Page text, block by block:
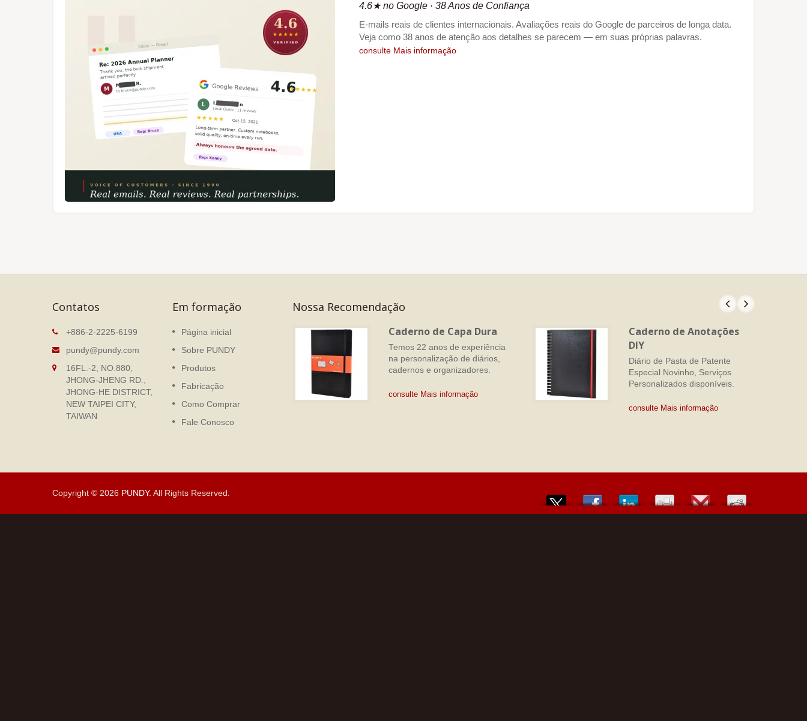
4.6★ no Google · 38 Anos de Confiança
E-mails reais de clientes internacionais. Avaliações reais do Google de parceiros de longa data.
Veja como 38 anos de atenção aos detalhes se parecem — em suas próprias palavras.
consulte Mais informação
Contatos
+886-2-2225-6199
pundy@pundy.com
16FL.-2, NO.880,
JHONG-JHENG RD.,
JHONG-HE DISTRICT,
NEW TAIPEI CITY,
TAIWAN
Em formação
Página inicial
Sobre PUNDY
Produtos
Fabricação
Como Comprar
Fale Conosco
Nossa Recomendação
Caderno de Folhas Soltas
O caderno projetado pela
para usuários de escritório que
amam designs simples e
modernos.
consulte Mais informação
Caderno de Capa Dura
Temos 22 anos de experiência
na personalização de diários,
cadernos e organizadores.
consulte Mais informação
Caderno de Anotações
DIY
Diário de Pasta de Patente
Especial Novinho, Serviços
Personalizados disponíveis.
consulte Mais informação
Copyright © 2026 PUNDY. All Rights Reserved.